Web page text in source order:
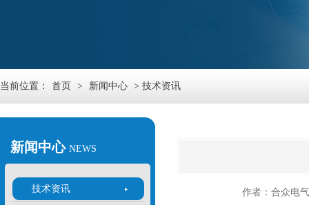
当前位置： 首页 > 新闻中心 > 技术资讯
新闻中心 NEWS
技术资讯 作者：合众电